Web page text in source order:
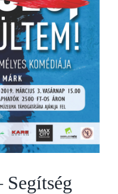
Segítség